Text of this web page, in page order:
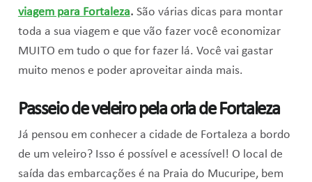
viagem para Fortaleza. São várias dicas para montar
toda a sua viagem e que vão fazer você economizar
MUITO em tudo o que for fazer lá. Você vai gastar
muito menos e poder aproveitar ainda mais.
Passeio de veleiro pela orla de Fortaleza
Já pensou em conhecer a cidade de Fortaleza a bordo
de um veleiro? Isso é possível e acessível! O local de
saída das embarcações é na Praia do Mucuripe, bem